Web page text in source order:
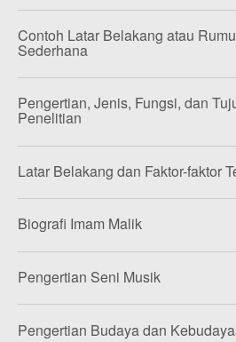
Contoh Latar Belakang atau
Sederhana
Pengertian, Jenis, Fungsi, dan
Penelitian
Latar Belakang dan Faktor-faktor
Biografi Imam Malik
Pengertian Seni Musik
Pengertian Budaya dan